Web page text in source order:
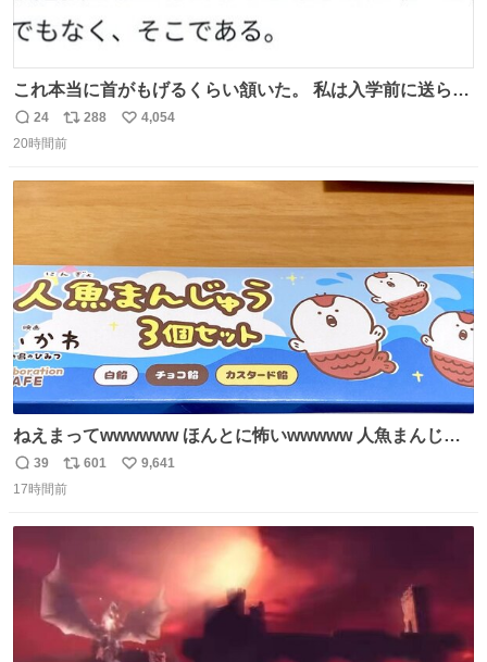
これ本当に首がもげるくらい頷いた。 私は入学前に送られ
てきた、大学のサークル紹介冊子を見た時点で終わりを感
じたので、女子大でもないくせに偏差値の高い大学のイン
た。 高偏差値に行けないならせめてそれくらいした方が予
後がいいです。 https://t.co/9nMHIrETkw
返
信
24
リ
ポ
288
い
4,054
20時間前
ねえまってwwwwww ほんとに怖いwwwww 人魚まんじゅ
う買ってきたから私も永遠のいのちを…ぐへへ…と思いな
がら1つ食べたら 奥歯欠けたんだけど！！！！？？？ しか
たから何？と思って口から出したら自分の歯wwwwww セ
イレーンの呪いじゃん😭
返
信
39
リ
ポ
601
い
9,641
17時間前